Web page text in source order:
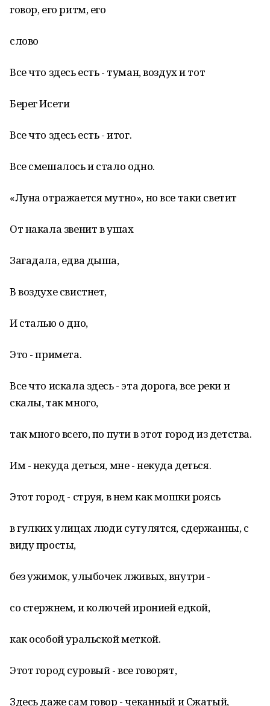
говор, его ритм, его
слово
Все что здесь есть - туман, воздух и тот
Берег Исети
Все что здесь есть - итог.
Все смешалось и стало одно.
«Луна отражается мутно», но все таки светит
От накала звенит в ушах
Загадала, едва дыша,
В воздухе свистнет,
И сталью о дно,
Это - примета.
Все что искала здесь - эта дорога, все реки и
скалы, так много,
так много всего, по пути в этот город из детства.
Им - некуда деться, мне - некуда деться.
Этот город - струя, в нем как мошки роясь
в гулких улицах люди сутулятся, сдержанны, с
виду просты,
без ужимок, улыбочек лживых, внутри -
со стержнем, и колючей иронией едкой,
как особой уральской меткой.
Этот город суровый - все говорят,
Здесь даже сам говор - чеканный и Сжатый,